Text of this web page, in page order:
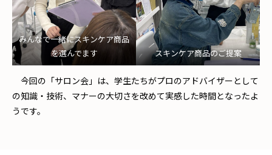
みんなで一緒にスキンケア商品
を選んでます
スキンケア商品のご提案
今回の「サロン会」は、学生たちがプロのアドバイザーとして
の知識・技術、マナーの大切さを改めて実感した時間となったよ
うです。